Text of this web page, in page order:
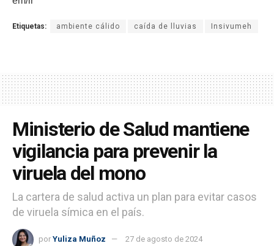
Etiquetas: ambiente cálido caída de lluvias Insivumeh
Ministerio de Salud mantiene
vigilancia para prevenir la
viruela del mono
La cartera de salud activa un plan para evitar casos
de viruela símica en el país.
por Yuliza Muñoz 27 de agosto de 2024